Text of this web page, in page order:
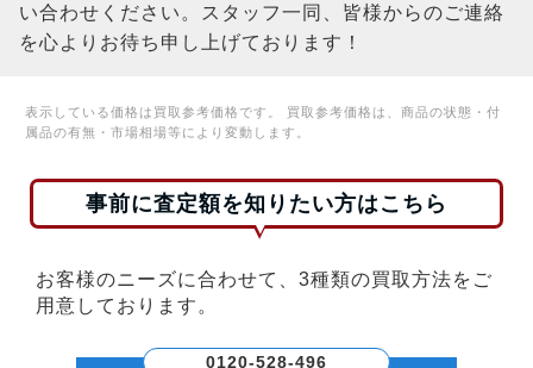
い合わせください。スタッフ一同、皆様からのご連絡
を心よりお待ち申し上げております！
表示している価格は買取参考価格です。 買取参考価格は、商品の状態・付
属品の有無・市場相場等により変動します。
事前に査定額を知りたい方はこちら
お客様のニーズに合わせて、3種類の買取方法をご
用意しております。
0120-528-496